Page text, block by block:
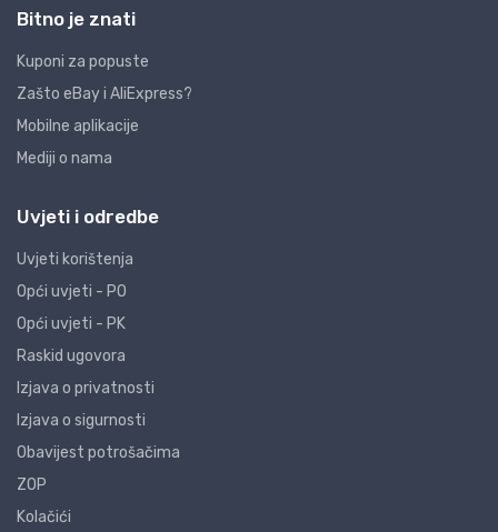
Bitno je znati
Kuponi za popuste
Zašto eBay i AliExpress?
Mobilne aplikacije
Mediji o nama
Uvjeti i odredbe
Uvjeti korištenja
Opći uvjeti - PO
Opći uvjeti - PK
Raskid ugovora
Izjava o privatnosti
Izjava o sigurnosti
Obavijest potrošačima
ZOP
Kolačići